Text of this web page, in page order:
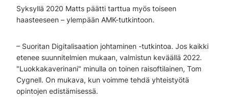
Syksyllä 2020 Matts päätti tarttua myös toiseen
haasteeseen – ylempään AMK-tutkintoon.
– Suoritan Digitalisaation johtaminen -tutkintoa. Jos kaikki
etenee suunnitelmien mukaan, valmistun keväällä 2022.
"Luokkakaverinani" minulla on toinen raisoftilainen, Tom
Cygnell. On mukava, kun voimme tehdä yhteistyötä
opintojen edistämisessä.